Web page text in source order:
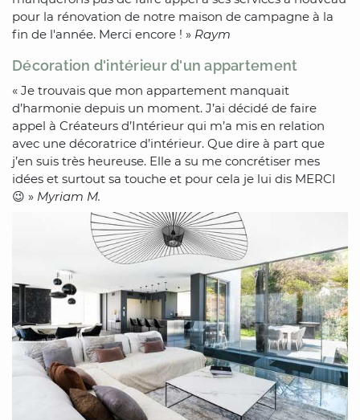
pour la rénovation de notre maison de campagne à la
fin de l'année. Merci encore ! » Raym
Décoration d'intérieur d'un appartement
« Je trouvais que mon appartement manquait
d’harmonie depuis un moment. J’ai décidé de faire
appel à Créateurs d’Intérieur qui m’a mis en relation
avec une décoratrice d’intérieur. Que dire à part que
j’en suis très heureuse. Elle a su me concrétiser mes
idées et surtout sa touche et pour cela je lui dis MERCI
😉 » Myriam M.